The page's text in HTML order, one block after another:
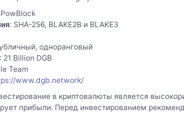
: SHA-256, BLAKE2B и BLAKE3
одноранговый
21 Billion DGB
Team
www.dgb.network/
в криптовалюты является
прибыли. Перед инвестированием